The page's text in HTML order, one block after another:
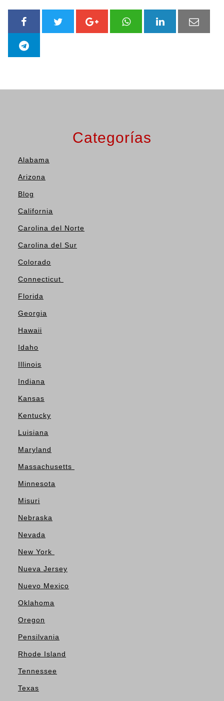
Categorías
Alabama
Arizona
Blog
California
Carolina del Norte
Carolina del Sur
Colorado
Connecticut
Florida
Georgia
Hawaii
Idaho
Illinois
Indiana
Kansas
Kentucky
Luisiana
Maryland
Massachusetts
Minnesota
Misuri
Nebraska
Nevada
New York
Nueva Jersey
Nuevo Mexico
Oklahoma
Oregon
Pensilvania
Rhode Island
Tennessee
Texas